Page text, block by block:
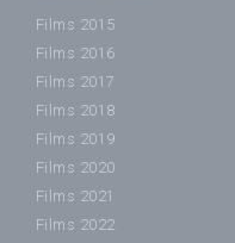
Films 2015
Films 2016
Films 2017
Films 2018
Films 2019
Films 2020
Films 2021
Films 2022